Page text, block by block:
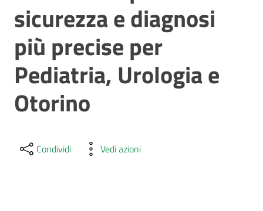
sicurezza e diagnosi
più precise per
Pediatria, Urologia e
Otorino
Condividi Vedi azioni